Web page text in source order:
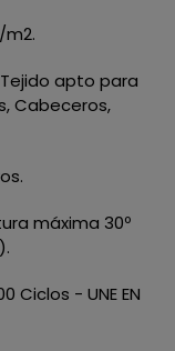
apto para
Cabeceros,
máxima 30º
Ciclos - UNE EN